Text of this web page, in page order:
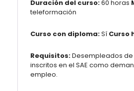
Duración del curso:60 horas
teleformación
Curso con diploma:Sí Curso
Requisitos:Desempleados
inscritos en el SAE como
empleo.